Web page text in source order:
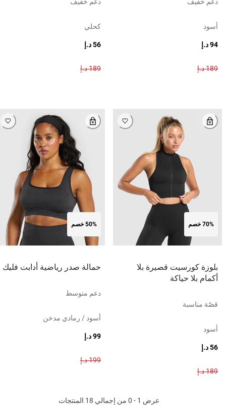
أسود
94 د.إ
189 د.إ
كحلي
56 د.إ
189 د.إ
70% خصم
بلوزة كورسيت قصيرة بلا
أكمام بلا حياكة
قصّة مناسبة
أسود
56 د.إ
189 د.إ
50% خصم
حمالة صدر رياضية أدابت فليك
دعم متوسط
أسود / رمادي مدخن
99 د.إ
199 د.إ
عرض 1 - 0 من إجمالي 18 المنتجات